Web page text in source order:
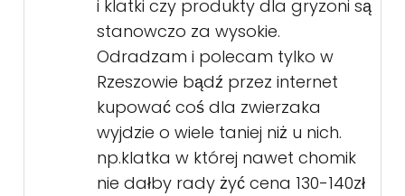
i klatki czy produkty dla gryzoni są
stanowczo za wysokie.
Odradzam i polecam tylko w
Rzeszowie bądź przez internet
kupować coś dla zwierzaka
wyjdzie o wiele taniej niż u nich.
np.klatka w której nawet chomik
nie dałby rady żyć cena 130-140zł